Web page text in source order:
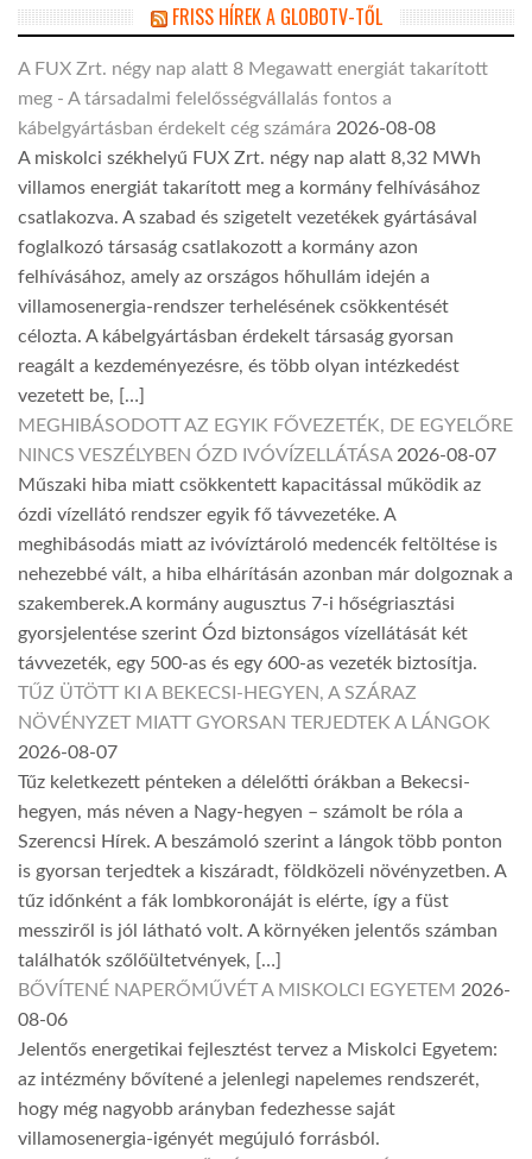
FRISS HÍREK A GLOBOTV-TŐL
A FUX Zrt. négy nap alatt 8 Megawatt energiát takarított
meg - A társadalmi felelősségvállalás fontos a
kábelgyártásban érdekelt cég számára 2026-08-08
A miskolci székhelyű FUX Zrt. négy nap alatt 8,32 MWh
villamos energiát takarított meg a kormány felhívásához
csatlakozva. A szabad és szigetelt vezetékek gyártásával
foglalkozó társaság csatlakozott a kormány azon
felhívásához, amely az országos hőhullám idején a
villamosenergia-rendszer terhelésének csökkentését
célozta. A kábelgyártásban érdekelt társaság gyorsan
reagált a kezdeményezésre, és több olyan intézkedést
vezetett be, […]
MEGHIBÁSODOTT AZ EGYIK FŐVEZETÉK, DE EGYELŐRE
NINCS VESZÉLYBEN ÓZD IVÓVÍZELLÁTÁSA 2026-08-07
Műszaki hiba miatt csökkentett kapacitással működik az
ózdi vízellátó rendszer egyik fő távvezetéke. A
meghibásodás miatt az ivóvíztároló medencék feltöltése is
nehezebbé vált, a hiba elhárításán azonban már dolgoznak a
szakemberek.A kormány augusztus 7-i hőségriasztási
gyorsjelentése szerint Ózd biztonságos vízellátását két
távvezeték, egy 500-as és egy 600-as vezeték biztosítja.
TŰZ ÜTÖTT KI A BEKECSI-HEGYEN, A SZÁRAZ
NÖVÉNYZET MIATT GYORSAN TERJEDTEK A LÁNGOK
2026-08-07
Tűz keletkezett pénteken a délelőtti órákban a Bekecsi-
hegyen, más néven a Nagy-hegyen – számolt be róla a
Szerencsi Hírek. A beszámoló szerint a lángok több ponton
is gyorsan terjedtek a kiszáradt, földközeli növényzetben. A
tűz időnként a fák lombkoronáját is elérte, így a füst
messziről is jól látható volt. A környéken jelentős számban
találhatók szőlőültetvények, […]
BŐVÍTENÉ NAPERŐMŰVÉT A MISKOLCI EGYETEM 2026-
08-06
Jelentős energetikai fejlesztést tervez a Miskolci Egyetem:
az intézmény bővítené a jelenlegi napelemes rendszerét,
hogy még nagyobb arányban fedezhesse saját
villamosenergia-igényét megújuló forrásból.